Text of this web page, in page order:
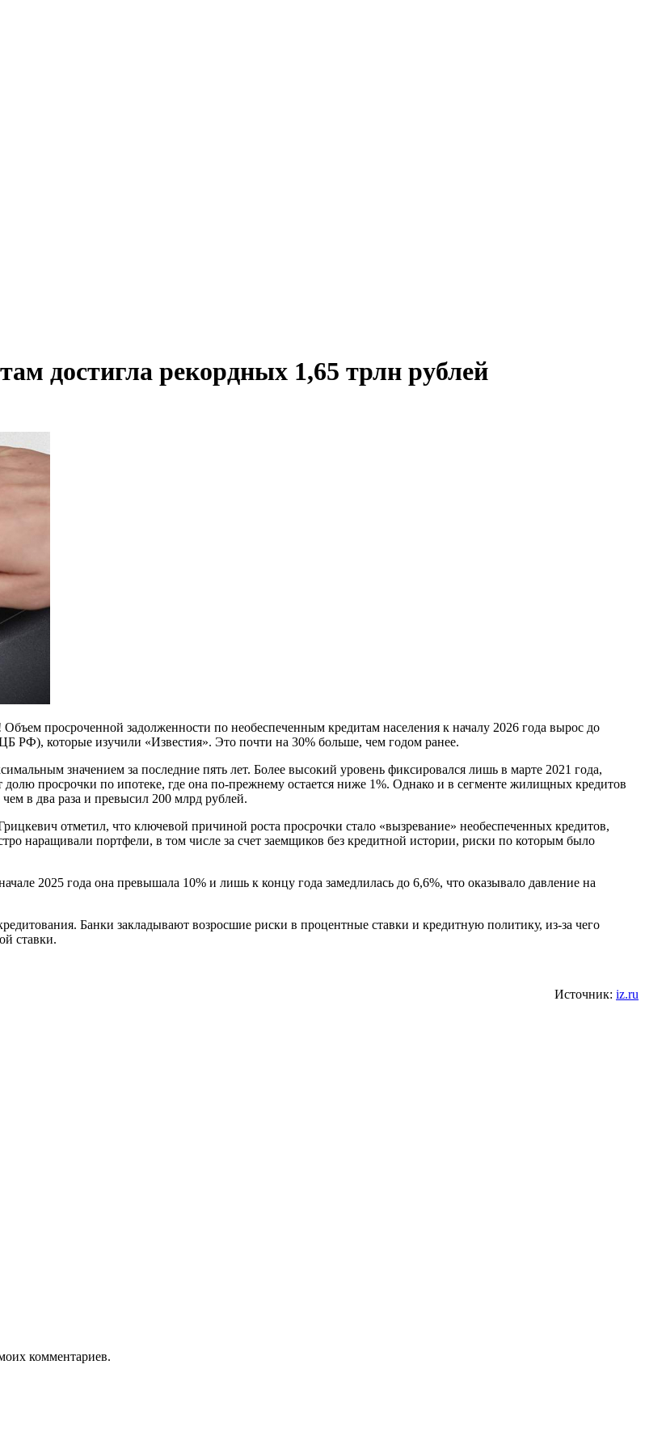
достигла рекордных 1,65 трлн рублей
просроченной задолженности по необеспеченным кредитам населения к началу 2026 года вырос до
РФ), которые изучили «Известия». Это почти на 30% больше, чем годом ранее.
значением за последние пять лет. Более высокий уровень фиксировался лишь в марте 2021 года,
долю просрочки по ипотеке, где она по-прежнему остается ниже 1%. Однако и в сегменте жилищных кредитов
в два раза и превысил 200 млрд рублей.
отметил, что ключевой причиной роста просрочки стало «вызревание» необеспеченных кредитов,
наращивали портфели, в том числе за счет заемщиков без кредитной истории, риски по которым было
2025 года она превышала 10% и лишь к концу года замедлилась до 6,6%, что оказывало давление на
Банки закладывают возросшие риски в процентные ставки и кредитную политику, из-за чего
ставки.
Источник: iz.ru
комментариев.